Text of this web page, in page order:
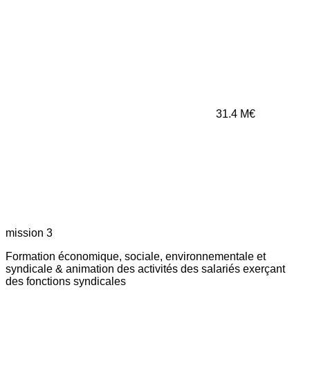
31.4 M€
mission 3
Formation économique, sociale, environnementale et
syndicale & animation des activités des salariés exerçant
des fonctions syndicales